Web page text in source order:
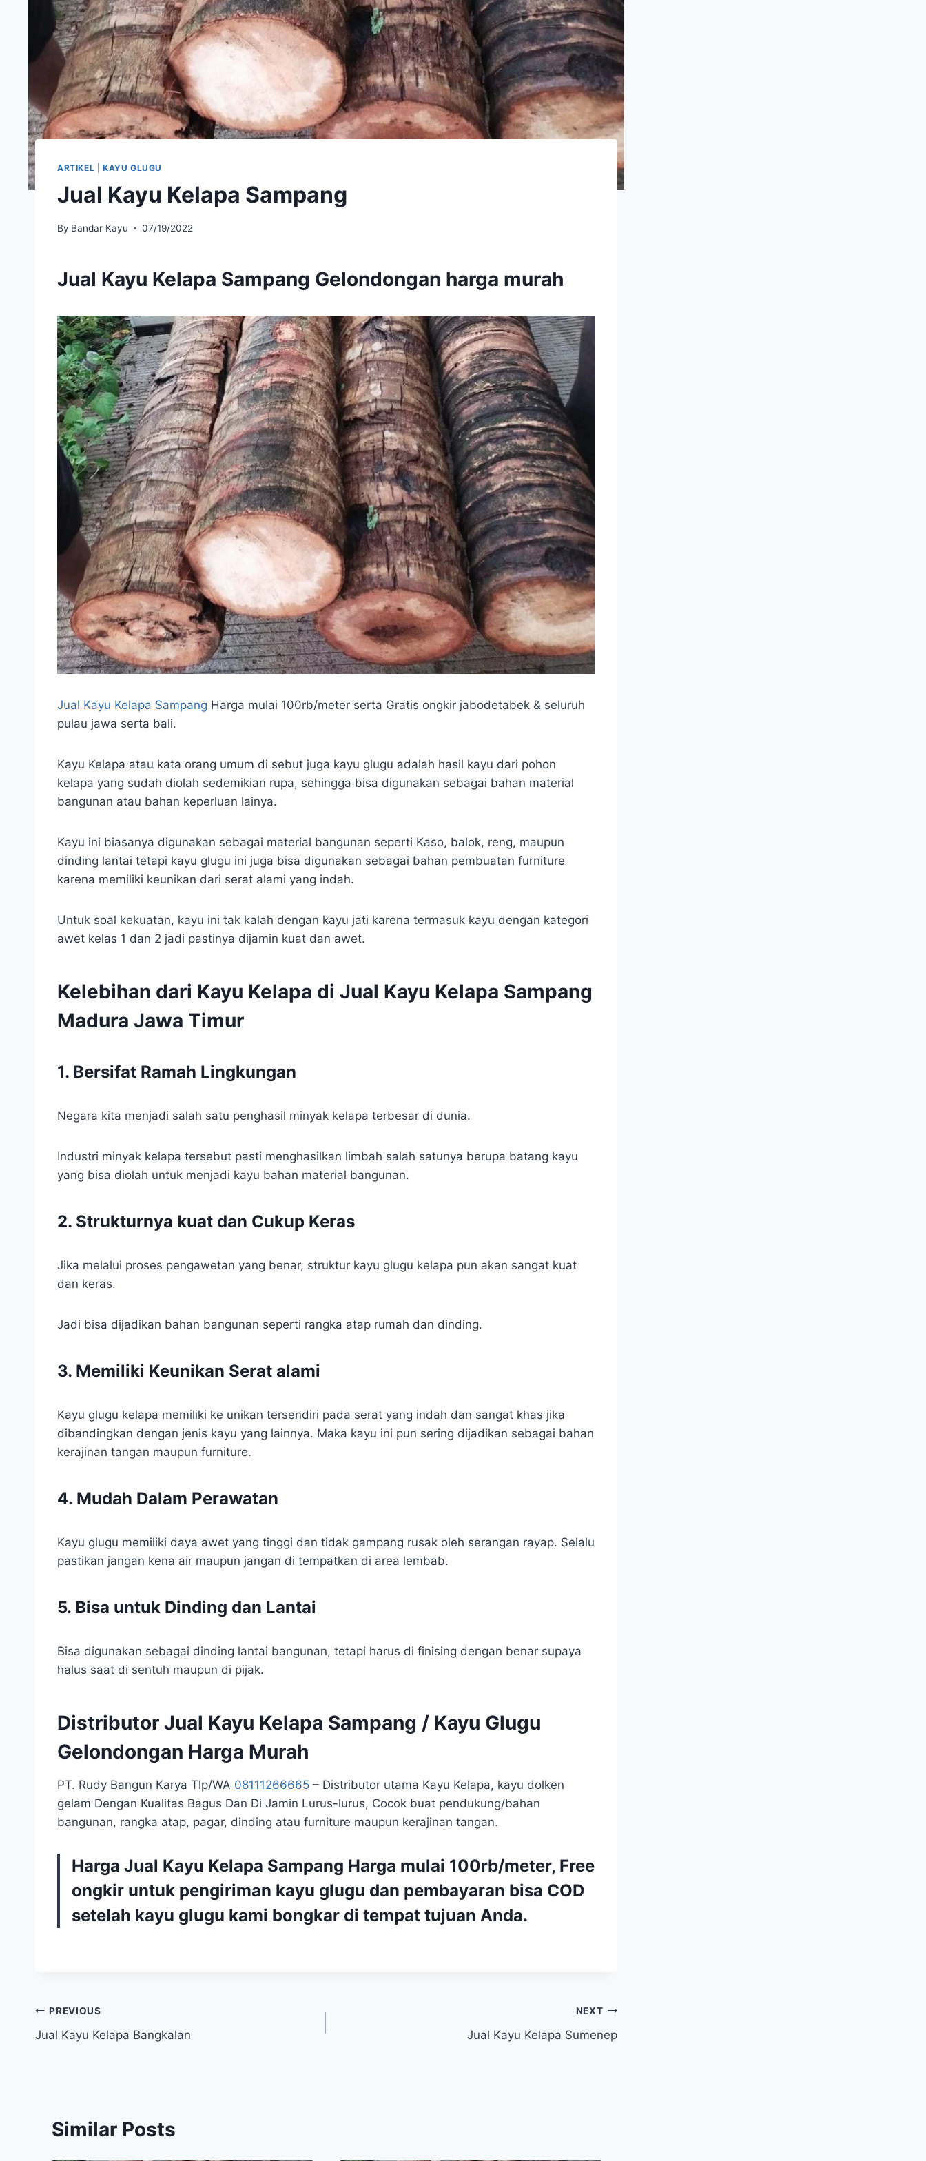
ARTIKEL KAYU GLUGU
Jual Kayu Kelapa Sampang
By Bandar Kayu 07/19/2022
Jual Kayu Kelapa Sampang Gelondongan harga murah
Jual Kayu Kelapa Sampang Harga mulai 100rb/meter serta Gratis ongkir jabodetabek & seluruh
pulau jawa serta bali.
Kayu Kelapa atau kata orang umum di sebut juga kayu glugu adalah hasil kayu dari pohon
kelapa yang sudah diolah sedemikian rupa, sehingga bisa digunakan sebagai bahan material
bangunan atau bahan keperluan lainya.
Kayu ini biasanya digunakan sebagai material bangunan seperti Kaso, balok, reng, maupun
dinding lantai tetapi kayu glugu ini juga bisa digunakan sebagai bahan pembuatan furniture
karena memiliki keunikan dari serat alami yang indah.
Untuk soal kekuatan, kayu ini tak kalah dengan kayu jati karena termasuk kayu dengan kategori
awet kelas 1 dan 2 jadi pastinya dijamin kuat dan awet.
Kelebihan dari Kayu Kelapa di Jual Kayu Kelapa Sampang
Madura Jawa Timur
1. Bersifat Ramah Lingkungan
Negara kita menjadi salah satu penghasil minyak kelapa terbesar di dunia.
Industri minyak kelapa tersebut pasti menghasilkan limbah salah satunya berupa batang kayu
yang bisa diolah untuk menjadi kayu bahan material bangunan.
2. Strukturnya kuat dan Cukup Keras
Jika melalui proses pengawetan yang benar, struktur kayu glugu kelapa pun akan sangat kuat
dan keras.
Jadi bisa dijadikan bahan bangunan seperti rangka atap rumah dan dinding.
3. Memiliki Keunikan Serat alami
Kayu glugu kelapa memiliki ke unikan tersendiri pada serat yang indah dan sangat khas jika
dibandingkan dengan jenis kayu yang lainnya. Maka kayu ini pun sering dijadikan sebagai bahan
kerajinan tangan maupun furniture.
4. Mudah Dalam Perawatan
Kayu glugu memiliki daya awet yang tinggi dan tidak gampang rusak oleh serangan rayap. Selalu
pastikan jangan kena air maupun jangan di tempatkan di area lembab.
5. Bisa untuk Dinding dan Lantai
Bisa digunakan sebagai dinding lantai bangunan, tetapi harus di finising dengan benar supaya
halus saat di sentuh maupun di pijak.
Distributor Jual Kayu Kelapa Sampang / Kayu Glugu
Gelondongan Harga Murah
PT. Rudy Bangun Karya Tlp/WA 08111266665 – Distributor utama Kayu Kelapa, kayu dolken
gelam Dengan Kualitas Bagus Dan Di Jamin Lurus-lurus, Cocok buat pendukung/bahan
bangunan, rangka atap, pagar, dinding atau furniture maupun kerajinan tangan.
Harga Jual Kayu Kelapa Sampang Harga mulai 100rb/meter, Free
ongkir untuk pengiriman kayu glugu dan pembayaran bisa COD
setelah kayu glugu kami bongkar di tempat tujuan Anda.
Navigasi
pos
PREVIOUS
Jual Kayu Kelapa Bangkalan
NEXT
Jual Kayu Kelapa Sumenep
Similar Posts